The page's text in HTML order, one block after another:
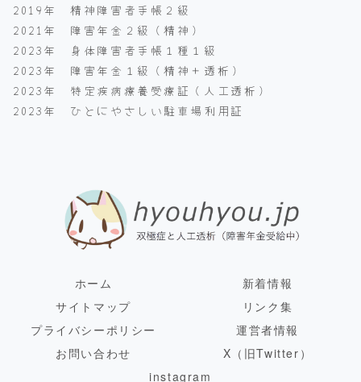
2019年 精神障害者手帳２級
2021年 障害年金２級（精神）
2023年 身体障害者手帳１種１級
2023年 障害年金１級（精神＋透析）
2023年 特定疾病療養受療証（人工透析）
2023年 ひとにやさしい駐車場利用証
ホーム
新着情報
サイトマップ
リンク集
プライバシーポリシー
運営者情報
お問い合わせ
X（旧Twitter）
instagram